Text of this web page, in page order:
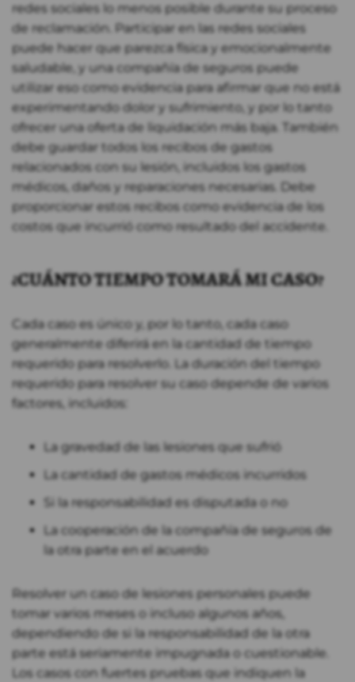
redes sociales lo menos posible durante su proceso
de reclamación. Participar en las redes sociales
puede hacer que parezca física y emocionalmente
saludable, y una compañía de seguros puede
utilizar eso como evidencia para afirmar que no está
experimentando dolor y sufrimiento, y por lo tanto
ofrecer una oferta de liquidación más baja. También
debe guardar todos los recibos de gastos
relacionados con su lesión, incluidos los gastos
médicos, daños y reparaciones necesarias. Debe
proporcionar estos recibos como evidencia de los
costos que incurrió como resultado del accidente.
¿CUÁNTO TIEMPO TOMARÁ MI CASO?
Cada caso es único y, por lo tanto, cada caso
generalmente diferirá en la cantidad de tiempo
requerido para resolverlo. La duración del tiempo
requerido para resolver su caso depende de varios
factores, incluidos:
La gravedad de las lesiones que sufrió
La cantidad de gastos médicos incurridos
Si la responsabilidad es disputada o no
La cooperación de la compañía de seguros de
la otra parte en el acuerdo
Resolver un caso de lesiones personales puede
tomar varios meses o incluso algunos años,
dependiendo de si la responsabilidad de la otra
parte está seriamente impugnada o cuestionable.
Los casos con fuertes pruebas que indiquen la